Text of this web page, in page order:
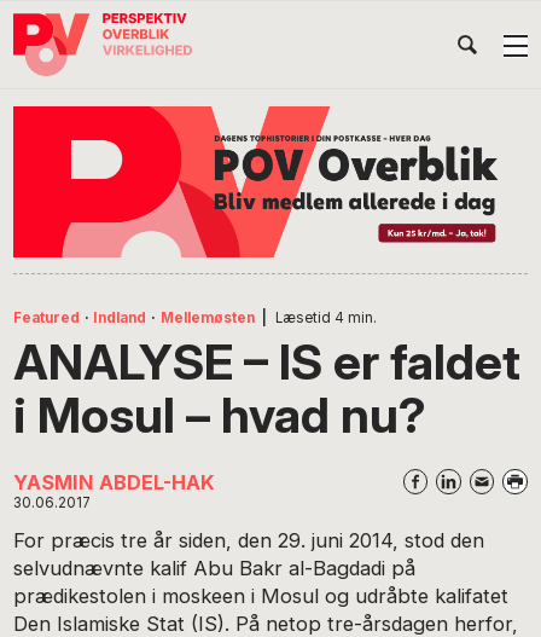
Gå
direkte
Skip
indhold
Gå
direkte
Featured · Indland · Mellemøsten Læsetid 4 min.
ANALYSE – IS er faldet
i Mosul – hvad nu?
YASMIN ABDEL-HAK
30.06.2017
For præcis tre år siden, den 29. juni 2014, stod den
selvudnævnte kalif Abu Bakr al-Bagdadi på
prædikestolen i moskeen i Mosul og udråbte kalifatet
Den Islamiske Stat (IS). På netop tre-årsdagen herfor,